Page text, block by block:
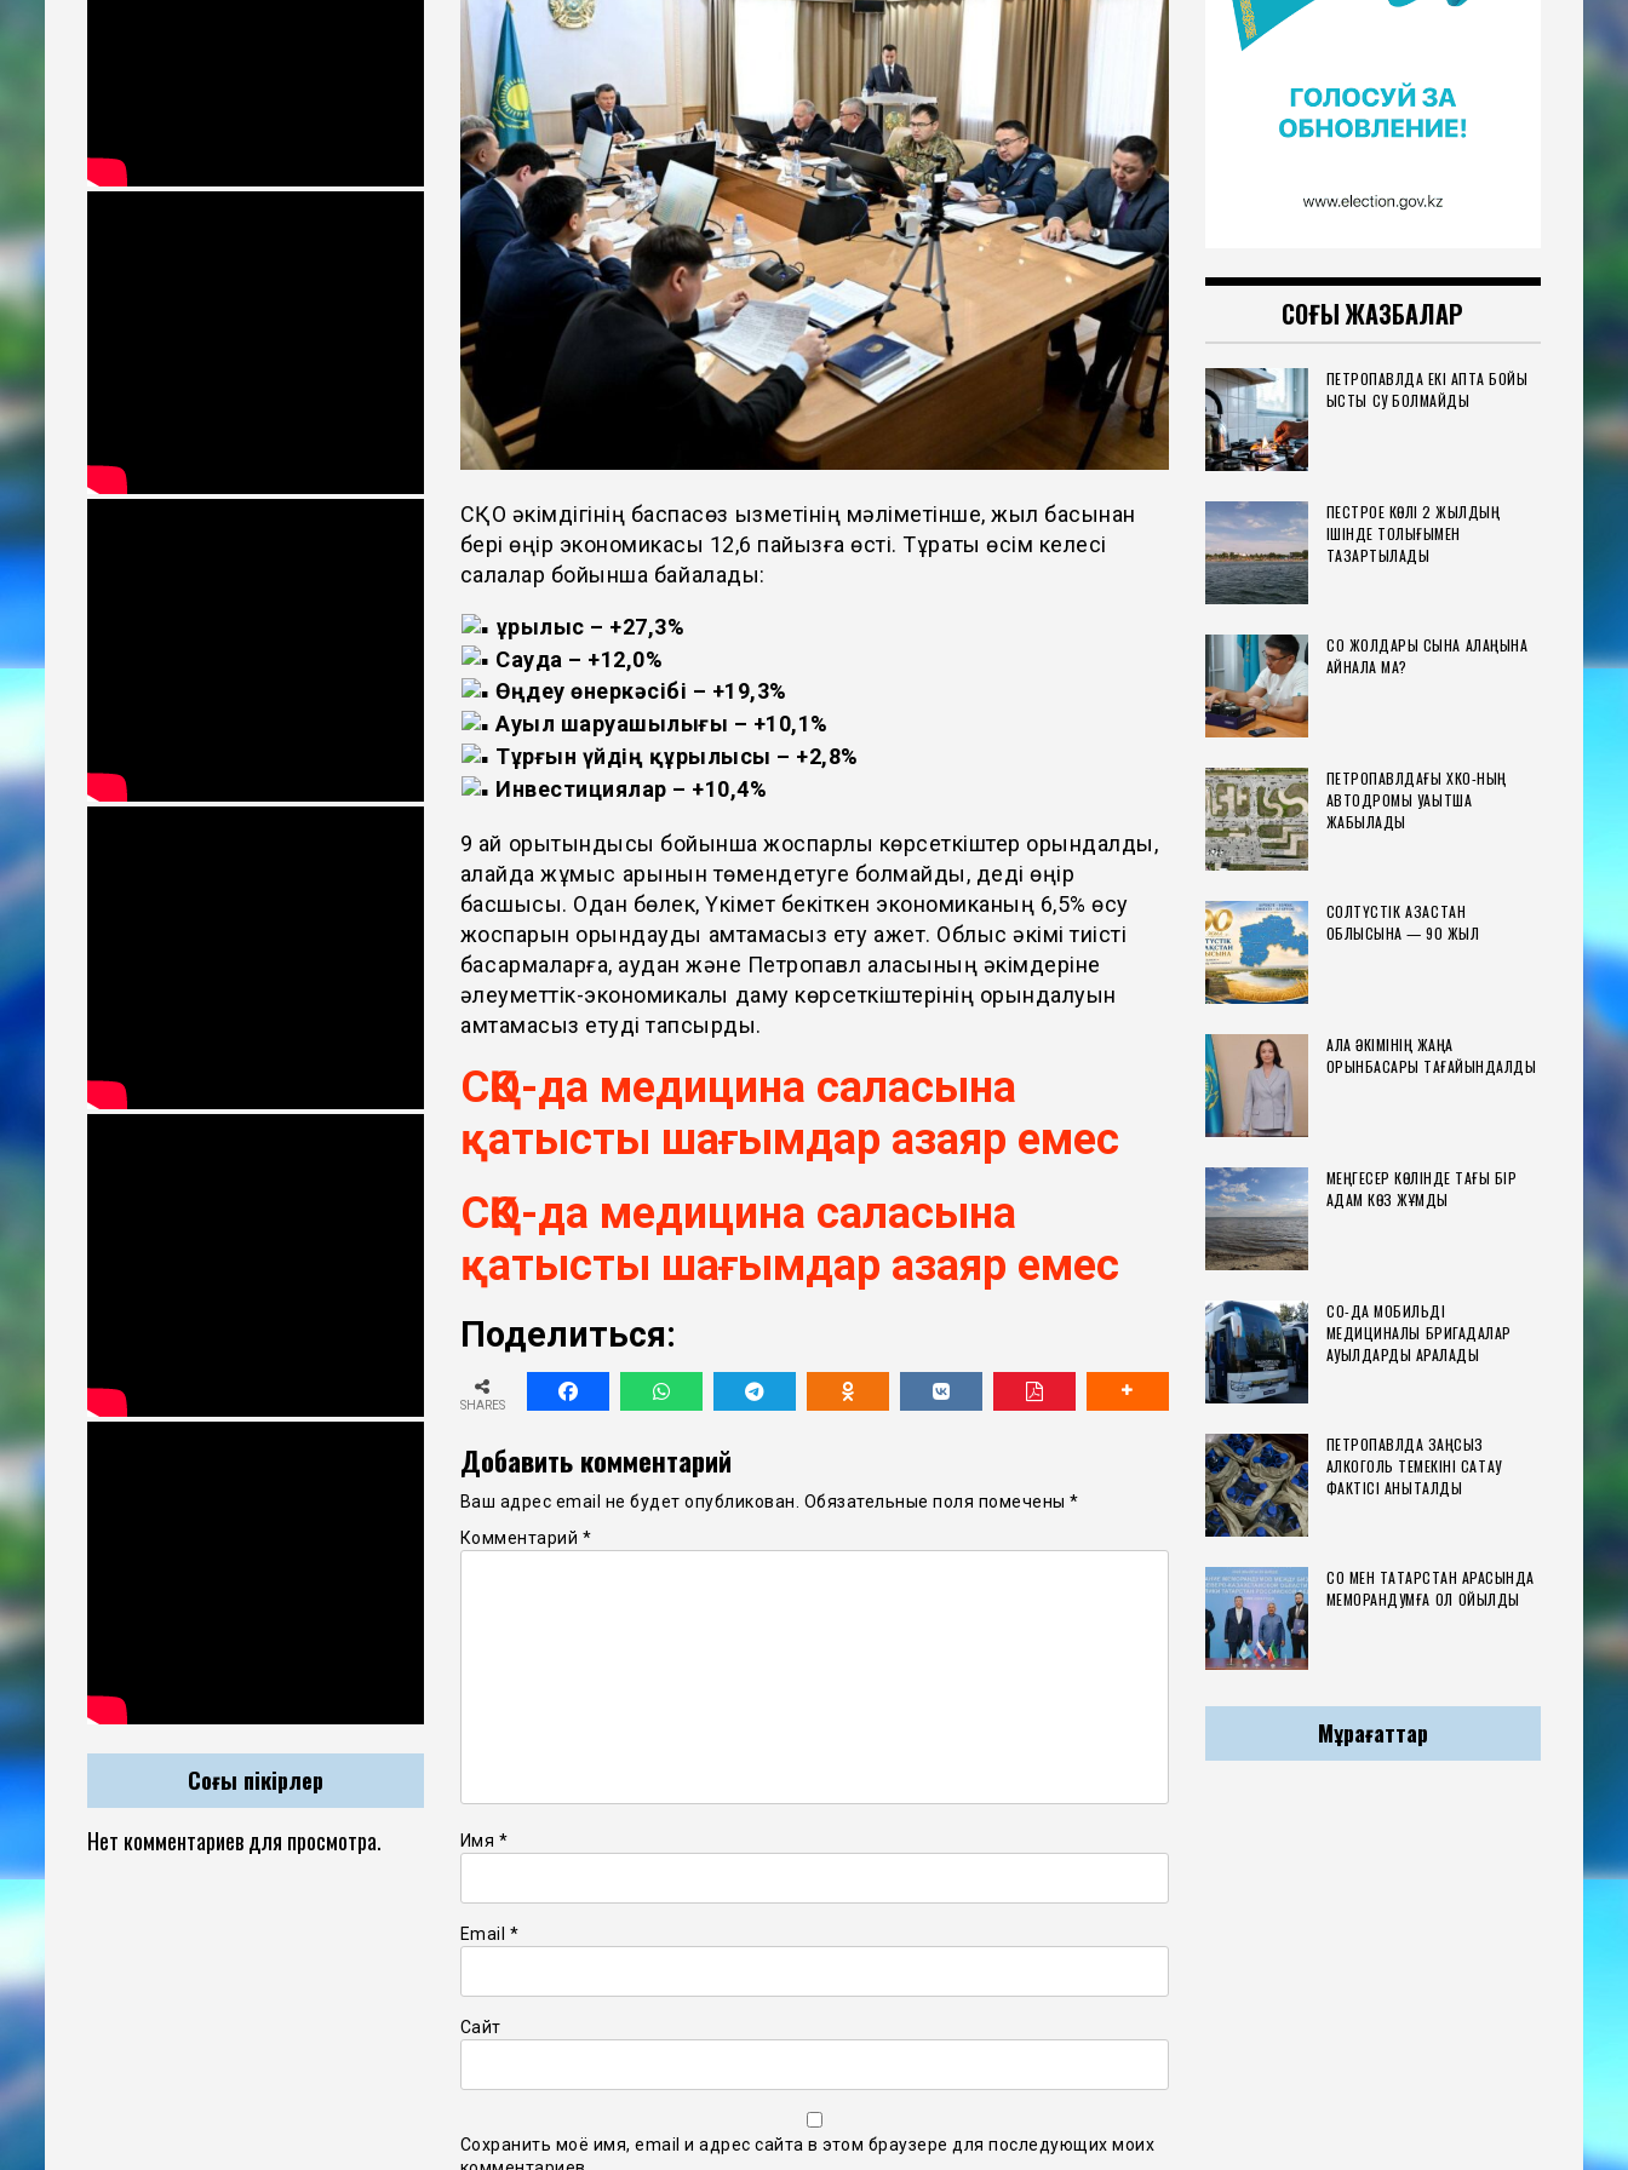
СҚО әкімдігінің баспасөз қызметінің мәліметінше, жыл басынан
бері өңір экономикасы 12,6 пайызға өсті. Тұрақты өсім келесі
салалар бойынша байқалады:
Құрылыс – +27,3%
Сауда – +12,0%
Өңдеу өнеркәсібі – +19,3%
Ауыл шаруашылығы – +10,1%
Тұрғын үйдің құрылысы – +2,8%
Инвестициялар – +10,4%
9 ай қорытындысы бойынша жоспарлы көрсеткіштер орындалды,
алайда жұмыс қарқынын төмендетуге болмайды, деді өңір
басшысы. Одан бөлек, Үкімет бекіткен экономиканың 6,5% өсу
жоспарын орындауды қамтамасыз ету қажет. Облыс әкімі тиісті
басқармаларға, аудан және Петропавл қаласының әкімдеріне
әлеуметтік-экономикалық даму көрсеткіштерінің орындалуын
қамтамасыз етуді тапсырды.
СҚО-да медицина саласына
қатысты шағымдар азаяр емес
СҚО-да медицина саласына
қатысты шағымдар азаяр емес
Поделиться:
SHARES
Добавить комментарий
Ваш адрес email не будет опубликован. Обязательные поля помечены *
Комментарий *
Имя *
Email *
Сайт
Сохранить моё имя, email и адрес сайта в этом браузере для последующих моих
Соңғы пікірлер
Нет комментариев для просмотра.
СОҢҒЫ ЖАЗБАЛАР
ПЕТРОПАВЛДА ЕКІ АПТА БОЙЫ
ЫСТЫҚ СУ БОЛМАЙДЫ
ПЕСТРОЕ КӨЛІ 2 ЖЫЛДЫҢ
ІШІНДЕ ТОЛЫҒЫМЕН
ТАЗАРТЫЛАДЫ
СҚО ЖОЛДАРЫ СЫНАҚ АЛАҢЫНА
АЙНАЛА МА?
ПЕТРОПАВЛДАҒЫ ХҚКО-НЫҢ
АВТОДРОМЫ УАҚЫТША
ЖАБЫЛАДЫ
СОЛТҮСТІК ҚАЗАҚСТАН
ОБЛЫСЫНА — 90 ЖЫЛ
ҚАЛА ӘКІМІНІҢ ЖАҢА
ОРЫНБАСАРЫ ТАҒАЙЫНДАЛДЫ
МЕҢГЕСЕР КӨЛІНДЕ ТАҒЫ БІР
АДАМ КӨЗ ЖҰМДЫ
СҚО-ДА МОБИЛЬДІ
МЕДИЦИНАЛЫҚ БРИГАДАЛАР
АУЫЛДАРДЫ АРАЛАДЫ
ПЕТРОПАВЛДА ЗАҢСЫЗ
АЛКОГОЛЬ ТЕМЕКІНІ САҚТАУ
ФАКТІСІ АНЫҚТАЛДЫ
СҚО МЕН ТАТАРСТАН АРАСЫНДА
МЕМОРАНДУМҒА ҚОЛ ҚОЙЫЛДЫ
Мұрағаттар